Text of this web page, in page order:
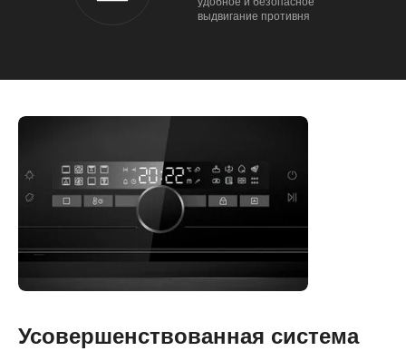
выдвигание противня
Усовершенствованная система